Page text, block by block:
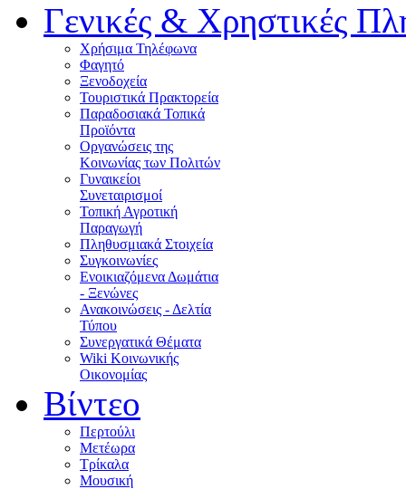
Γενικές & Χρηστικές
Χρήσιμα Τηλέφωνα
Φαγητό
Ξενοδοχεία
Τουριστικά Πρακτορεία
Παραδοσιακά Τοπικά
Προϊόντα
Οργανώσεις της
Κοινωνίας των Πολιτών
Γυναικείοι
Συνεταιρισμοί
Τοπική Αγροτική
Παραγωγή
Πληθυσμιακά Στοιχεία
Συγκοινωνίες
Ενοικιαζόμενα Δωμάτια
- Ξενώνες
Ανακοινώσεις - Δελτία
Τύπου
Συνεργατικά Θέματα
Wiki Κοινωνικής
Οικονομίας
Βίντεο
Περτούλι
Μετέωρα
Τρίκαλα
Μουσική